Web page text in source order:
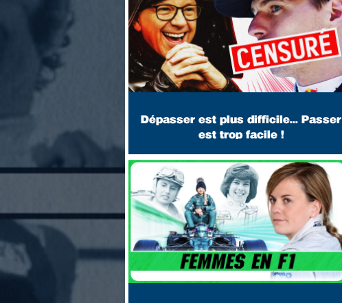
Dépasser est plus difficile... Passer
est trop facile !